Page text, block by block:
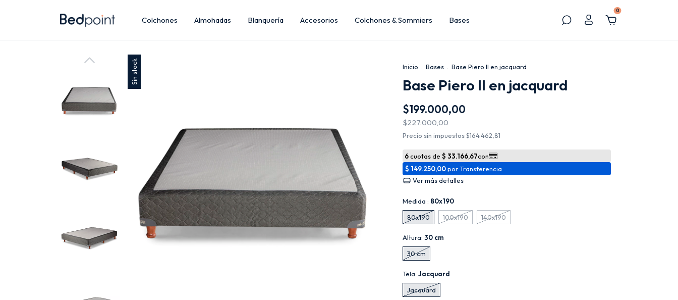
Colchones Almohadas Blanquería Accesorios Colchones & Sommiers Bases
0
Sin stock Inicio Bases Base Piero II en jacquard
Base Piero II en jacquard
$199.000,00
$227.000,00
Precio sin impuestos$164.462,81
Ver más detalles
Medida : 80x190
80x190
100x190 140x190
Altura: 30 cm
30 cm
Tela: Jacquard
Jacquard